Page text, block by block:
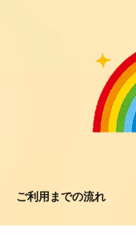
ご利用までの流れ